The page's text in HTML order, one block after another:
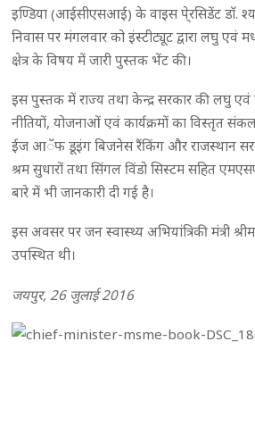
इण्डिया (आईसीएसआई) के वाइस पे्रसिडेंट डाॅ.
निवास पर मंगलवार को इंस्टीट्यूट द्वारा लघु एवं
क्षेत्र के विषय में जारी पुस्तक भेंट की।
इस पुस्तक में राज्य तथा केन्द्र सरकार की लघु एवं
नीतियों, योजनाओं एवं कार्यक्रमों का विस्तृत
ईज आॅफ डूइंग बिजनेस रैंकिंग और राजस्थान
श्रम सुधारों तथा सिंगल विंडो सिस्टम सहित
बारे में भी जानकारी दी गई है।
इस अवसर पर जन स्वास्थ्य अभियांत्रिकी मंत्री
उपस्थित थी।
जयपुर, 26 जुलाई 2016